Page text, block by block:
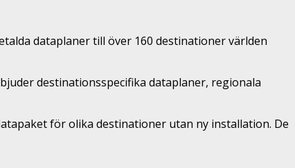
dataplaner till över 160 destinationer världen
destinationsspecifika dataplaner, regionala
för olika destinationer utan ny installation. De